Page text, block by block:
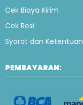
Cek Biaya Kirim
Cek Resi
Syarat dan Ketentuan
PEMBAYARAN: